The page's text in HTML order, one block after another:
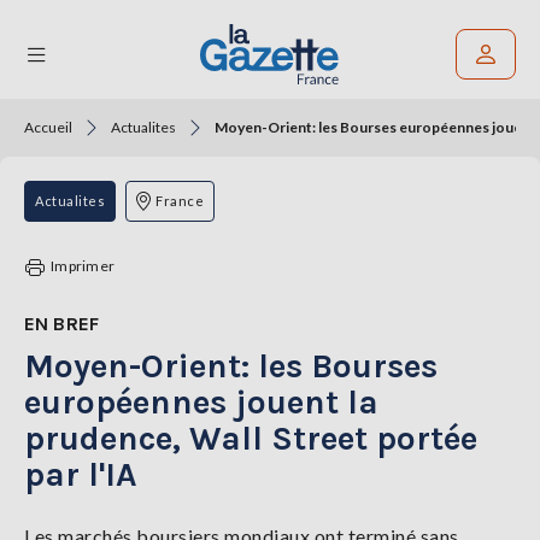
THÉMATIQUES
RÉGIONS
TENDANCES
SERVICES
LA
GAZETTE
Accueil Actualites Moyen-Orient: les Bourses européennes
Actualites France
Imprimer
EN BREF
Moyen-Orient: les Bourses
européennes jouent la
prudence, Wall Street portée
par l'IA